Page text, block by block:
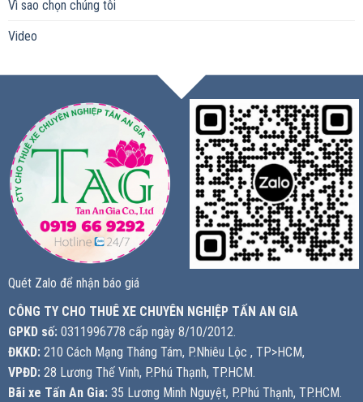
Vì sao chọn chúng tôi
Video
Quét Zalo để nhận báo giá
CÔNG TY CHO THUÊ XE CHUYÊN NGHIỆP TẤN AN GIA
GPKD số: 0311996778 cấp ngày 8/10/2012.
ĐKKD: 210 Cách Mạng Tháng Tám, P.Nhiêu Lộc , TP>HCM,
VPĐD: 28 Lương Thế Vinh, P.Phú Thạnh, TP.HCM.
Bãi xe Tấn An Gia: 35 Lương Minh Nguyệt, P.Phú Thạnh, TP.HCM.